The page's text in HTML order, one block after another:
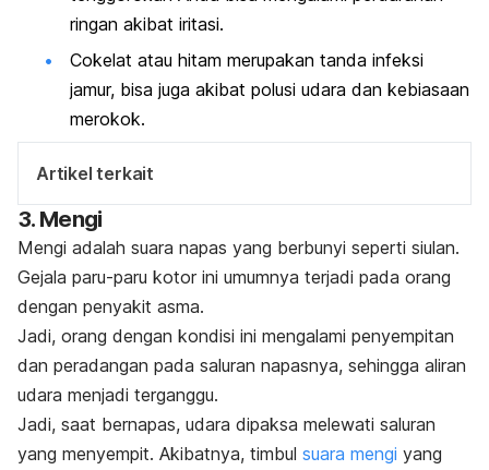
ringan akibat iritasi.
Cokelat atau hitam merupakan tanda infeksi
jamur, bisa juga akibat polusi udara dan kebiasaan
merokok.
Artikel terkait
3. Mengi
Mengi adalah suara napas yang berbunyi seperti siulan.
Gejala paru-paru kotor ini umumnya terjadi pada orang
dengan penyakit asma.
Jadi, orang dengan kondisi ini mengalami penyempitan
dan peradangan pada saluran napasnya, sehingga aliran
udara menjadi terganggu.
Jadi, saat bernapas, udara dipaksa melewati saluran
yang menyempit. Akibatnya, timbul suara mengi yang